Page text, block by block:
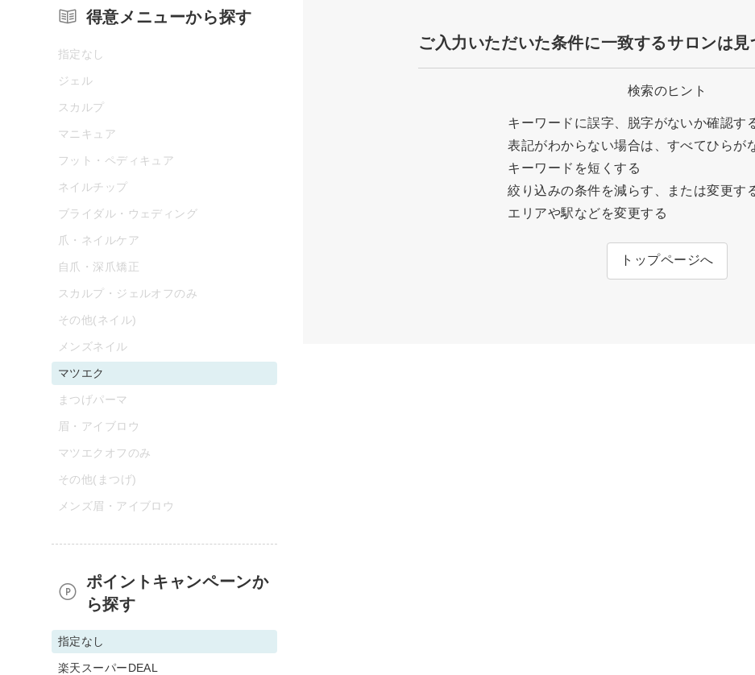
ご入力いただいた条件に一致するサロンは見
検索のヒント
キーワードに誤字、脱字がないか確認す
表記がわからない場合は、すべてひらが
キーワードを短くする
絞り込みの条件を減らす、または変更す
エリアや駅などを変更する
トップページへ
得意メニューから探す
指定なし
ジェル
スカルプ
マニキュア
フット・ペディキュア
ネイルチップ
ブライダル・ウェディング
爪・ネイルケア
自爪・深爪矯正
スカルプ・ジェルオフのみ
その他(ネイル)
メンズネイル
マツエク
まつげパーマ
眉・アイブロウ
マツエクオフのみ
その他(まつげ)
メンズ眉・アイブロウ
ポイントキャンペーンか
ら探す
指定なし
楽天スーパーDEAL